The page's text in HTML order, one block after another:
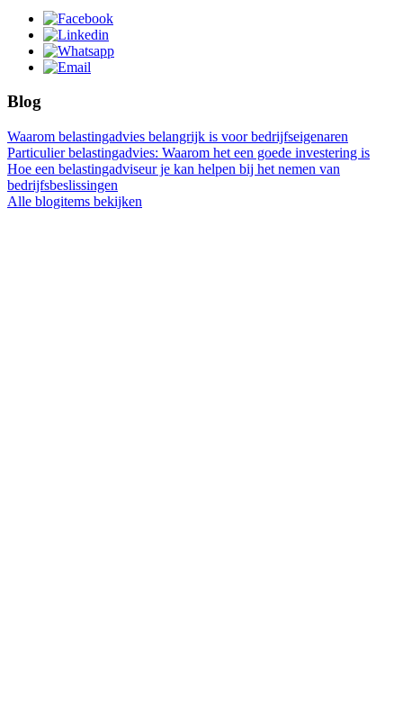
Blog
Waarom belastingadvies belangrijk is voor bedrijfseigenaren
Particulier belastingadvies: Waarom het een goede investering is
Hoe een belastingadviseur je kan helpen bij het nemen van
bedrijfsbeslissingen
Alle blogitems bekijken